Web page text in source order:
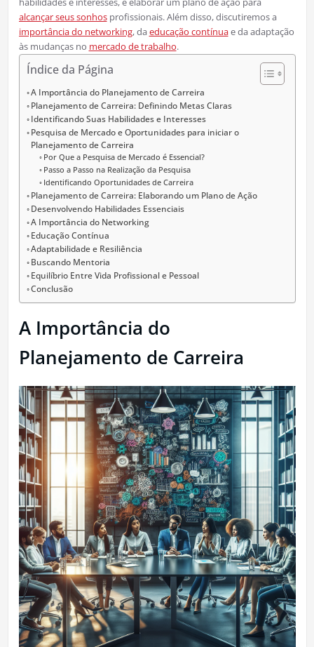
alcançar seus sonhosprofissionais. Além disso, discutiremos a
importância do networking, daeducação contínuae da adaptação
às mudanças no mercado de trabalho.
Índice da Página
A Importância do Planejamento de Carreira
Planejamento de Carreira: Definindo Metas Claras
Identificando Suas Habilidades e Interesses
Pesquisa de Mercado e Oportunidades para iniciar o
Planejamento de Carreira
Por Que a Pesquisa de Mercado é Essencial?
Passo a Passo na Realização da Pesquisa
Identificando Oportunidades de Carreira
Planejamento de Carreira: Elaborando um Plano de Ação
Desenvolvendo Habilidades Essenciais
A Importância do Networking
Educação Contínua
Adaptabilidade e Resiliência
Buscando Mentoria
Equilíbrio Entre Vida Profissional e Pessoal
Conclusão
A Importância do
Planejamento de Carreira